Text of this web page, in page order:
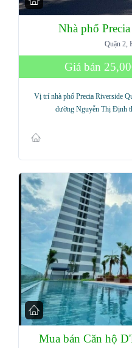
Nhà phố
Quận 2,
Giá bán
Vị trí nhà phố Precia Riverside
đường Nguyễn Thị Định
Mua bán Căn hộ